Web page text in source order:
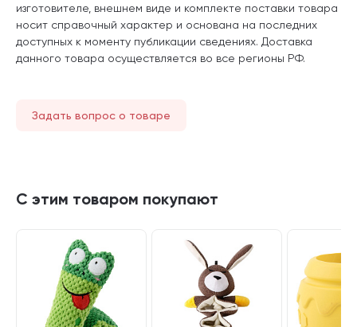
изготовителе, внешнем виде и комплекте поставки товара
носит справочный характер и основана на последних
доступных к моменту публикации сведениях. Доставка
данного товара осуществляется во все регионы РФ.
Задать вопрос о товаре
С этим товаром покупают